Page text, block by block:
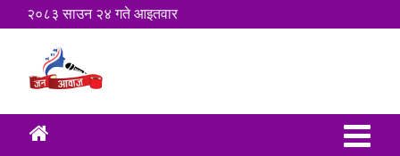
२०८३ साउन २४ गते आइतवार